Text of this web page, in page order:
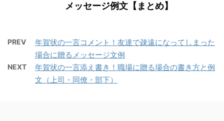
メッセージ例文【まとめ】
PREV
年賀状の一言コメント！友達で疎遠になってしまった
場合に贈るメッセージ文例
NEXT
年賀状の一言添え書き！職場に贈る場合の書き方と例
文（上司・同僚・部下）